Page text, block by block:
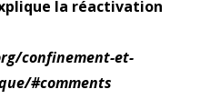
la réactivation
confinement-et-
#comments